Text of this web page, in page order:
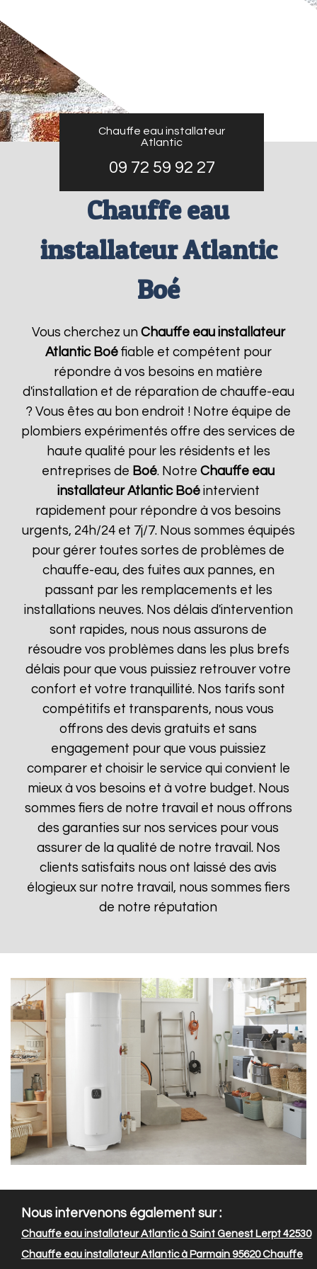
Chauffe eau installateur
Atlantic
09 72 59 92 27
Chauffe eau
installateur Atlantic
Boé
Vous cherchez un Chauffe eau installateur
Atlantic Boéfiable et compétent pour
répondre à vos besoins en matière
d'installation et de réparation de chauffe-eau
? Vous êtes au bon endroit ! Notre équipe de
plombiers expérimentés offre des services de
haute qualité pour les résidents et les
entreprises de Boé. NotreChauffe eau
installateur Atlantic Boéintervient
rapidement pour répondre à vos besoins
urgents, 24h/24 et 7j/7. Nous sommes équipés
pour gérer toutes sortes de problèmes de
chauffe-eau, des fuites aux pannes, en
passant par les remplacements et les
installations neuves. Nos délais d'intervention
sont rapides, nous nous assurons de
résoudre vos problèmes dans les plus brefs
délais pour que vous puissiez retrouver votre
confort et votre tranquillité. Nos tarifs sont
compétitifs et transparents, nous vous
offrons des devis gratuits et sans
engagement pour que vous puissiez
comparer et choisir le service qui convient le
mieux à vos besoins et à votre budget. Nous
sommes fiers de notre travail et nous offrons
des garanties sur nos services pour vous
assurer de la qualité de notre travail. Nos
clients satisfaits nous ont laissé des avis
élogieux sur notre travail, nous sommes fiers
de notre réputation
Nous intervenons également sur :
Chauffe eau installateur Atlantic à Saint Genest Lerpt 42530
Chauffe eau installateur Atlantic à Parmain 95620Chauffe